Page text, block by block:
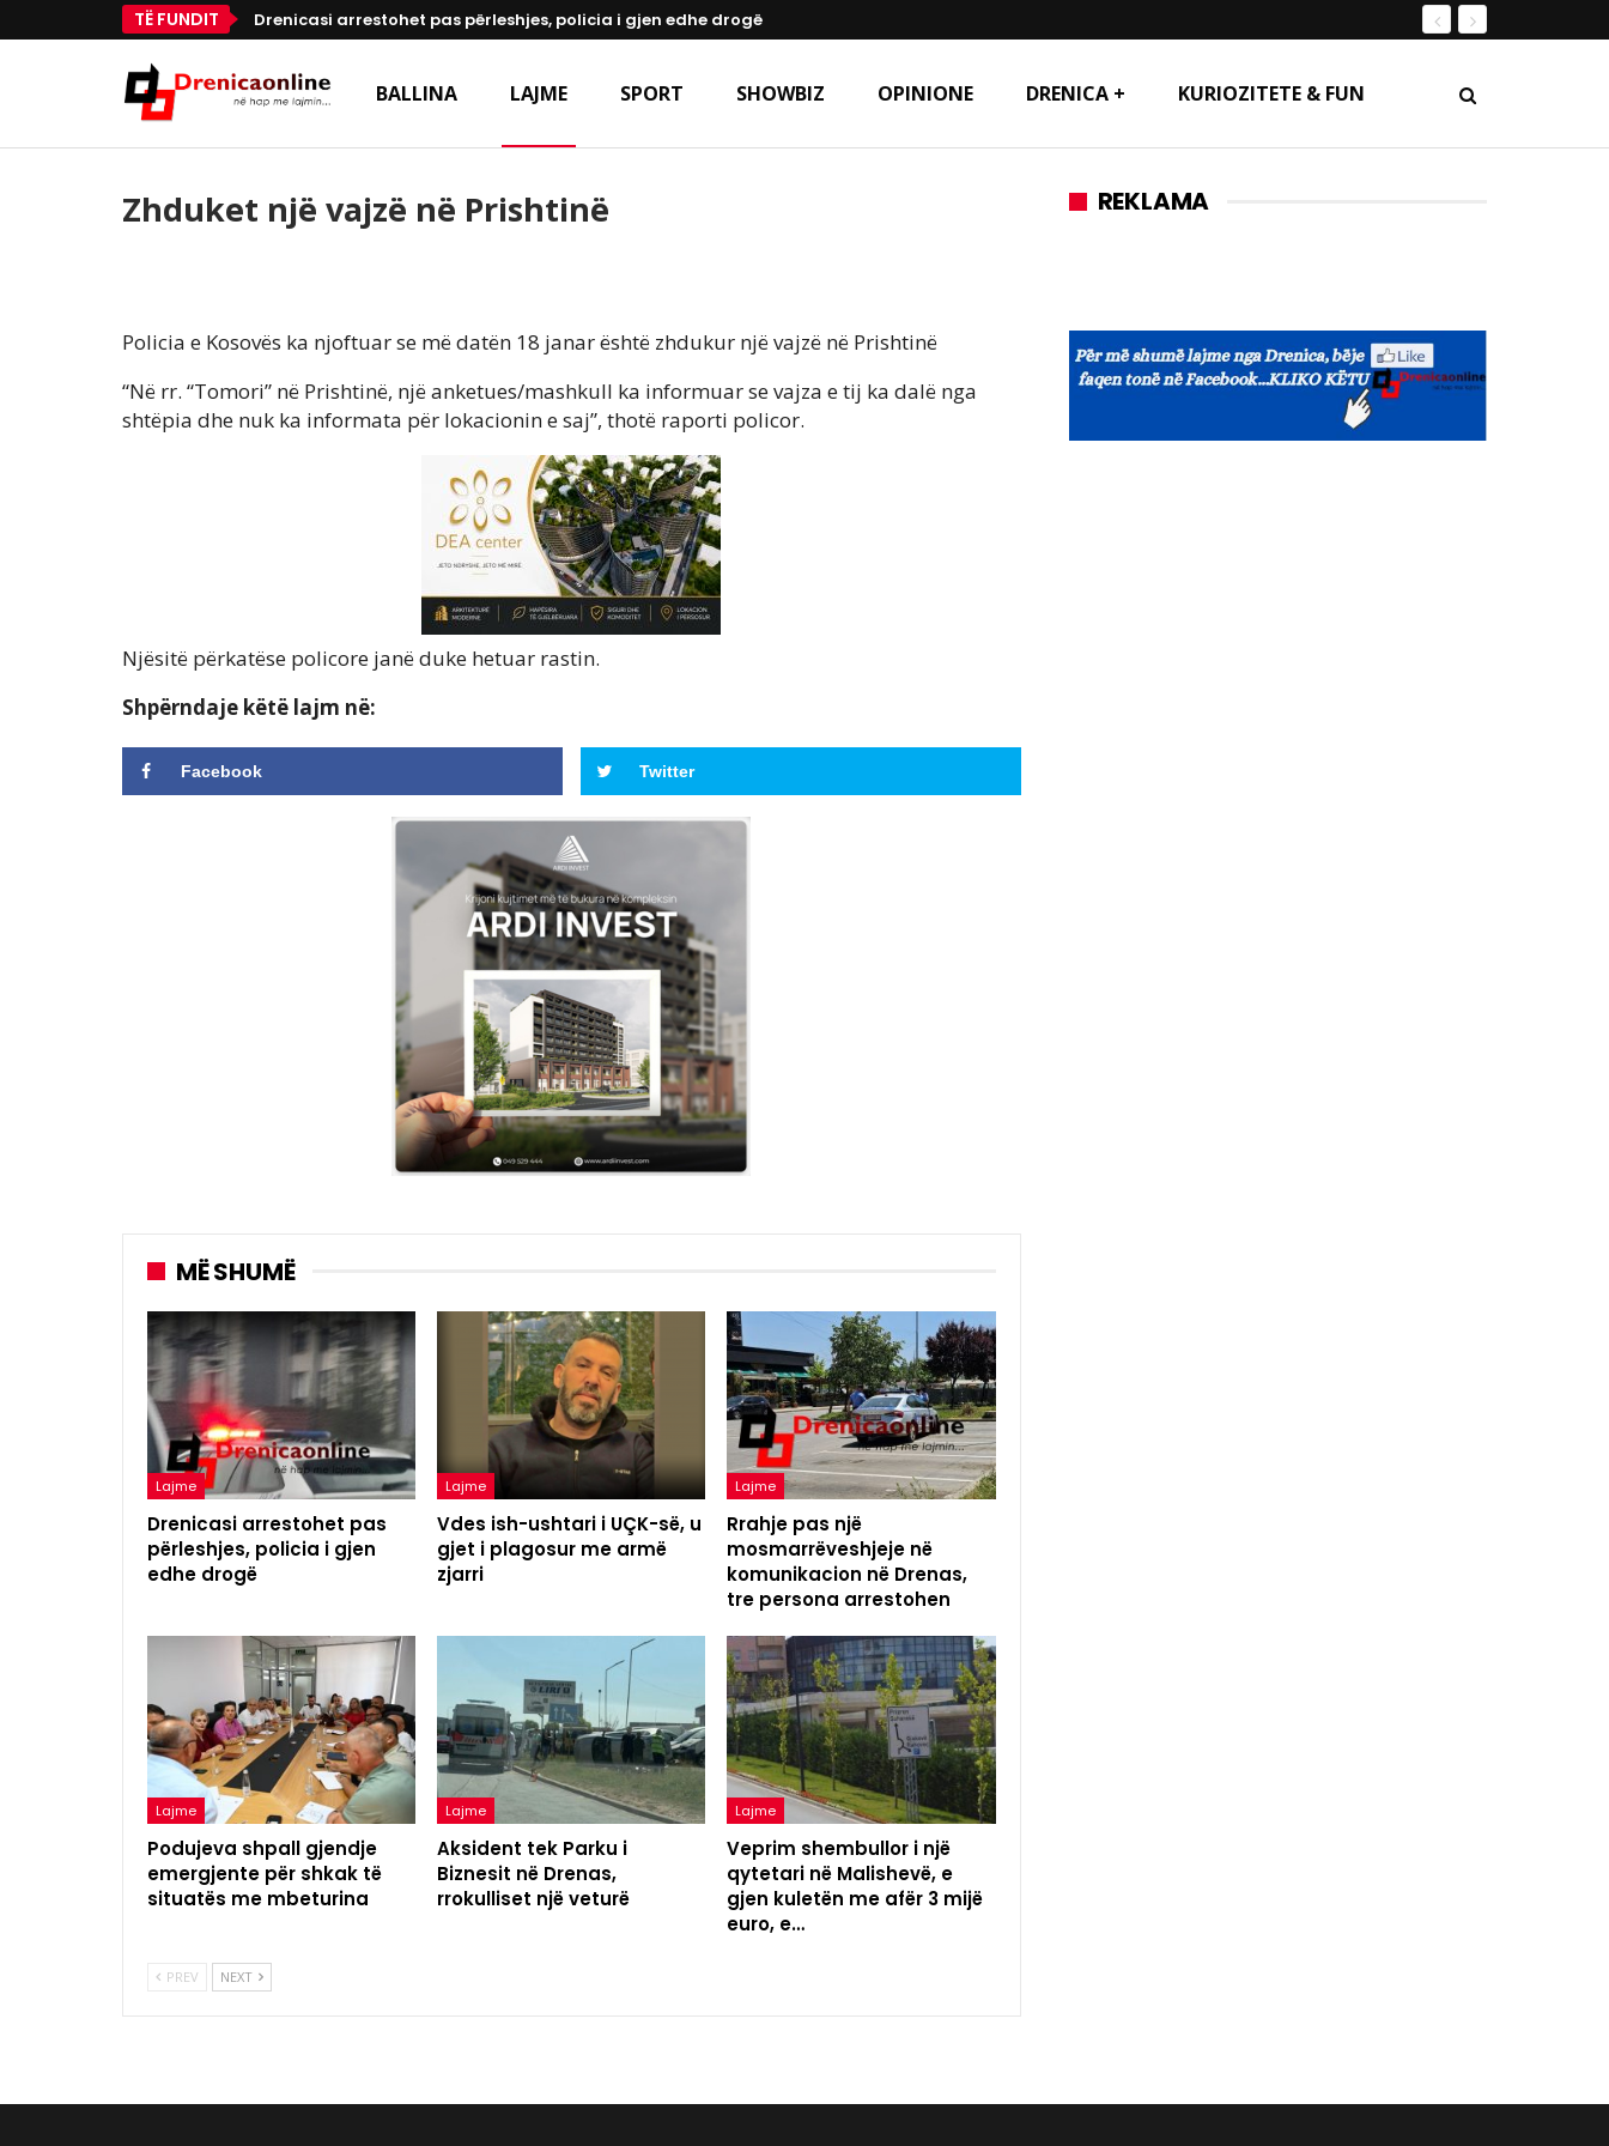
TË FUNDIT Drenicasi arrestohet pas përleshjes, policia i gjen edhe drogë
BALLINA LAJME SPORT SHOWBIZ OPINIONE DRENICA + KURIOZITETE & FUN
Zhduket një vajzë në Prishtinë
Policia e Kosovës ka njoftuar se më datën 18 janar është zhdukur një vajzë në Prishtinë
“Në rr. “Tomori” në Prishtinë, një anketues/mashkull ka informuar se vajza e tij ka dalë nga
shtëpia dhe nuk ka informata për lokacionin e saj”, thotë raporti policor.
Njësitë përkatëse policore janë duke hetuar rastin.
Shpërndaje këtë lajm në:
Facebook Twitter
MË SHUMË
Lajme
Drenicasi arrestohet pas
përleshjes, policia i gjen
edhe drogë
Lajme
Vdes ish-ushtari i UÇK-së, u
gjet i plagosur me armë
zjarri
Lajme
Rrahje pas një
mosmarrëveshjeje në
komunikacion në Drenas,
tre persona arrestohen
Lajme
Podujeva shpall gjendje
emergjente për shkak të
situatës me mbeturina
Lajme
Aksident tek Parku i
Biznesit në Drenas,
rrokulliset një veturë
Lajme
Veprim shembullor i një
qytetari në Malishevë, e
gjen kuletën me afër 3 mijë
euro, e…
PREV NEXT
REKLAMA